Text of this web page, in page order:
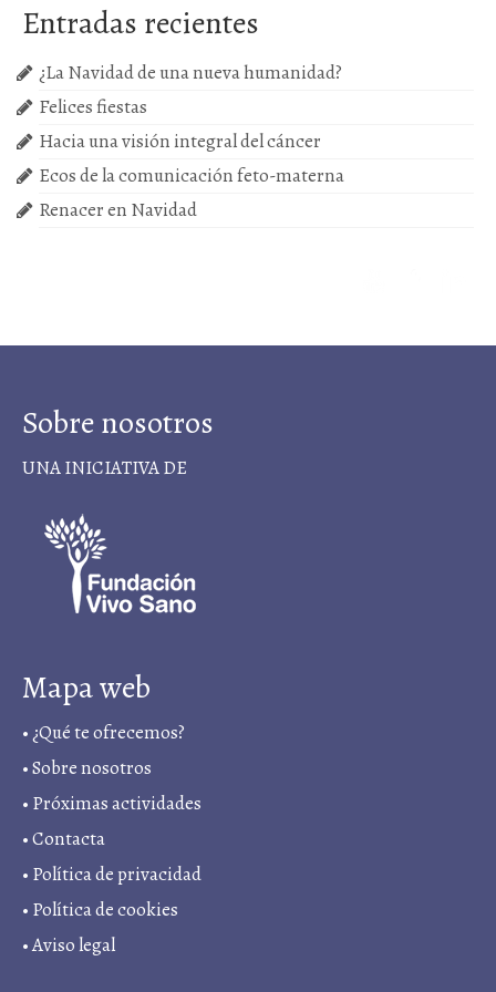
Entradas recientes
¿La Navidad de una nueva humanidad?
Felices fiestas
Hacia una visión integral del cáncer
Ecos de la comunicación feto-materna
Renacer en Navidad
Sobre nosotros
UNA INICIATIVA DE
Mapa web
•¿Qué te ofrecemos?
•Sobre nosotros
• Próximas actividades
•Contacta
• Política de privacidad
• Política de cookies
•Aviso legal